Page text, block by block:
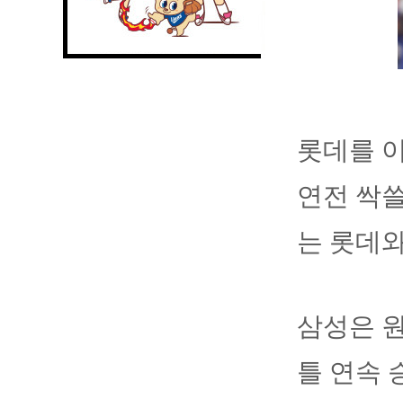
롯데를
연전 싹
는 롯데
삼성은
틀 연속